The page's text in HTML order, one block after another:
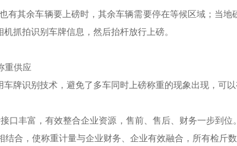
有其余车辆要上磅时，其余车辆需要停在等候区域；当
抓拍识别车牌信息，然后抬杆放行上磅。
车牌识别技术，避免了多车同时上磅称重的现象出现，可
口丰富，有效整合企业资源，售前、售后、财务一步到
结合，使称重计量与企业财务、企业有效融合，所有检斤